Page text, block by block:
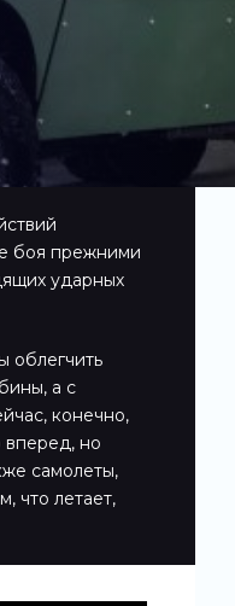
боя прежними
ударных
облегчить
а с
конечно,
вперед, но
самолеты,
что летает,